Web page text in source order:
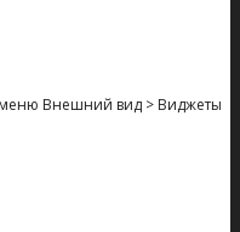
Внешний вид > Виджеты